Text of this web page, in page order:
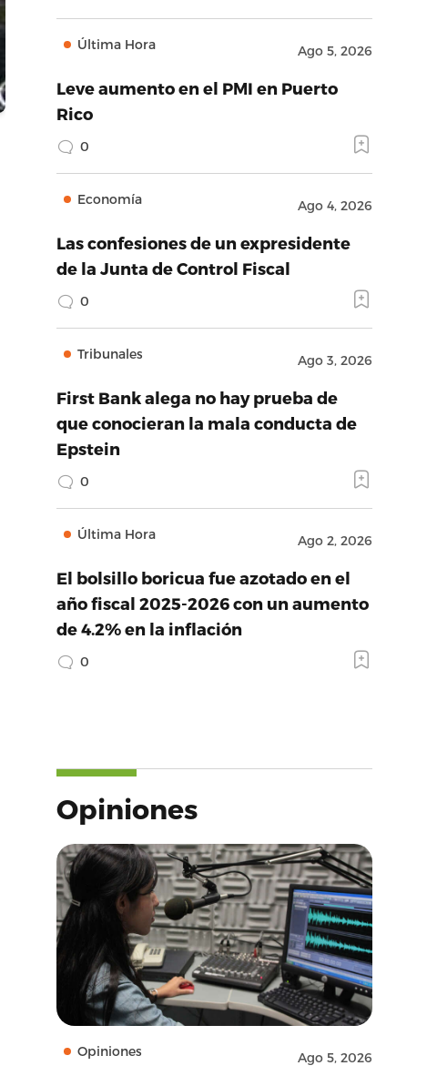
Última Hora Ago 5, 2026
Leve aumento en el PMI en Puerto
Rico
0
Economía Ago 4, 2026
Las confesiones de un expresidente
de la Junta de Control Fiscal
0
Tribunales Ago 3, 2026
First Bank alega no hay prueba de
que conocieran la mala conducta de
Epstein
0
Última Hora Ago 2, 2026
El bolsillo boricua fue azotado en el
año fiscal 2025-2026 con un aumento
de 4.2% en la inflación
0
Opiniones
Opiniones Ago 5, 2026